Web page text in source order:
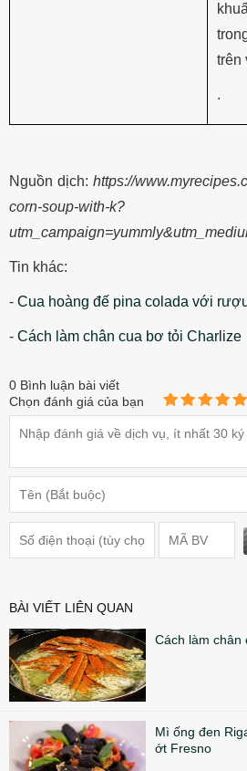
trên
.
Nguồn dịch: https://
corn-soup-with-k?
Tin khác:
- Cua hoàng đế pina colada với
- Cách làm chân cua bơ tỏi Charlize
0 Bình luận bài viết
Chọn đánh giá của bạn
BÀI VIẾT LIÊN QUAN
Cách làm chân
Mì ống đen
ớt Fresno